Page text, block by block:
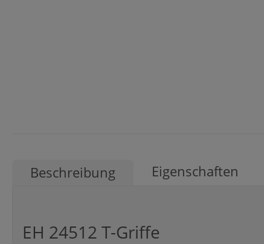
Beschreibung Eigenschaften
EH 24512 T-Griffe